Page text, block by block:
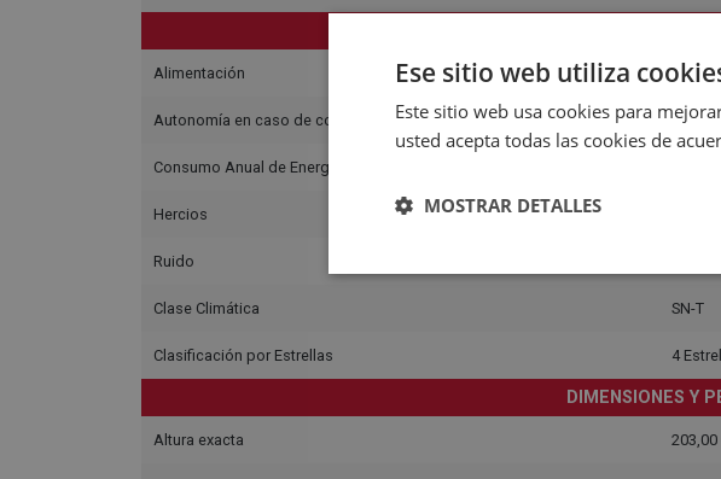
Alimentación 230V
Autonomía en caso de corte eléctrico (Horas) 9
Consumo Anual de Energía
Hercios
Ruido
Clase Climática SN-T
Clasificación por Estrellas 4
DIMENSIONES Y
Altura exacta
Ese sitio web utiliza
Este sitio web usa cookies para
usted acepta todas las cookies de
MOSTRAR DETALLES